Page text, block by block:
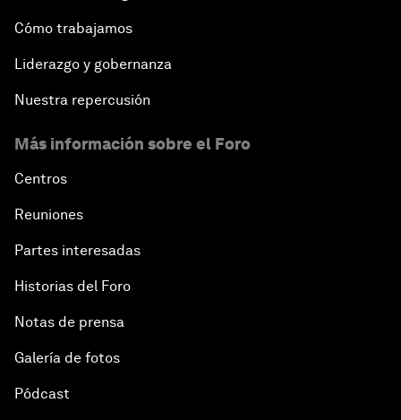
Cómo trabajamos
Liderazgo y gobernanza
Nuestra repercusión
Más información sobre el Foro
Centros
Reuniones
Partes interesadas
Historias del Foro
Notas de prensa
Galería de fotos
Pódcast